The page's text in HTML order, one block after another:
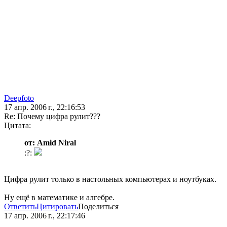
Deepfoto
17 апр. 2006 г., 22:16:53
Re: Почему цифра рулит???
Цитата:
от: Amid Niral
:?:
Цифра рулит только в настольных компьютерах и ноутбуках.
Ну ещё в математике и алгебре.
ОтветитьЦитироватьПоделиться
17 апр. 2006 г., 22:17:46